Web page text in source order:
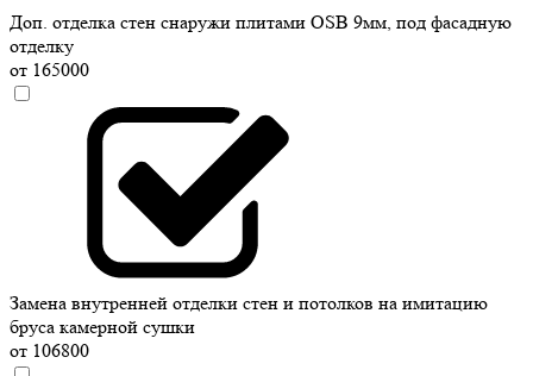
Доп. отделка стен снаружи плитами OSB 9мм, под фасадную
отделку
от 165000
Замена внутренней отделки стен и потолков на имитацию
бруса камерной сушки
от 106800